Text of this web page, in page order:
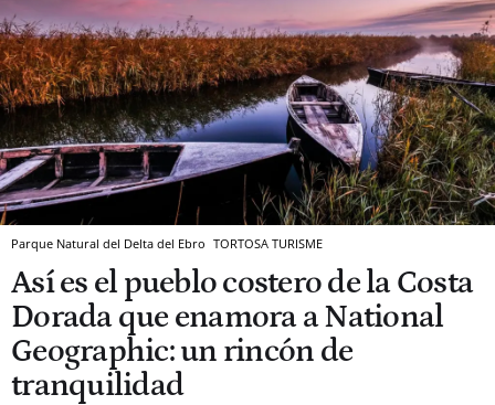
Parque Natural del Delta del Ebro TORTOSA TURISME
Así es el pueblo costero de la Costa
Dorada que enamora a National
Geographic: un rincón de
tranquilidad